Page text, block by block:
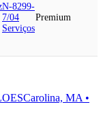
N-8299-
7/04
Serviços
Premium
Carolina, MA •